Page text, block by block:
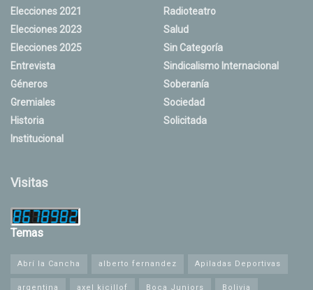
Elecciones 2021
Elecciones 2023
Elecciones 2025
Entrevista
Géneros
Gremiales
Historia
Institucional
Radioteatro
Salud
Sin Categoría
Sindicalismo Internacional
Soberanía
Sociedad
Solicitada
Visitas
Temas
Abrí la Cancha alberto fernandez Apiladas Deportivas
argentina axel kicillof Boca Juniors Bolivia